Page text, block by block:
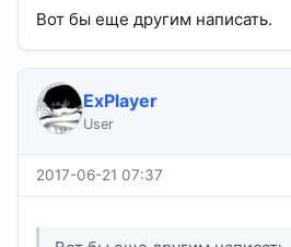
Вот бы еще другим написать.
ExPlayer
User
2017-06-21 07:37